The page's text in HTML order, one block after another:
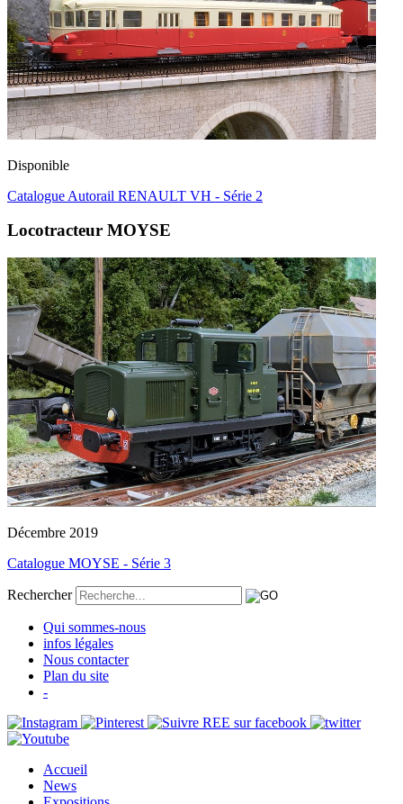
Disponible
Catalogue Autorail RENAULT VH - Série 2
Locotracteur MOYSE
Décembre 2019
Catalogue MOYSE - Série 3
Rechercher
Qui sommes-nous
infos légales
Nous contacter
Plan du site
-
Accueil
News